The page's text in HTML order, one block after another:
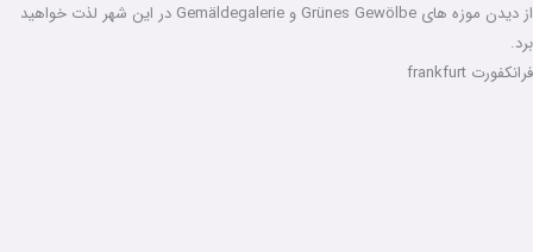
از دیدن موزه های Grünes Gewölbe و Gemäldegalerie در این شهر لذت خواهید
برد.
فرانکفورت frankfurt